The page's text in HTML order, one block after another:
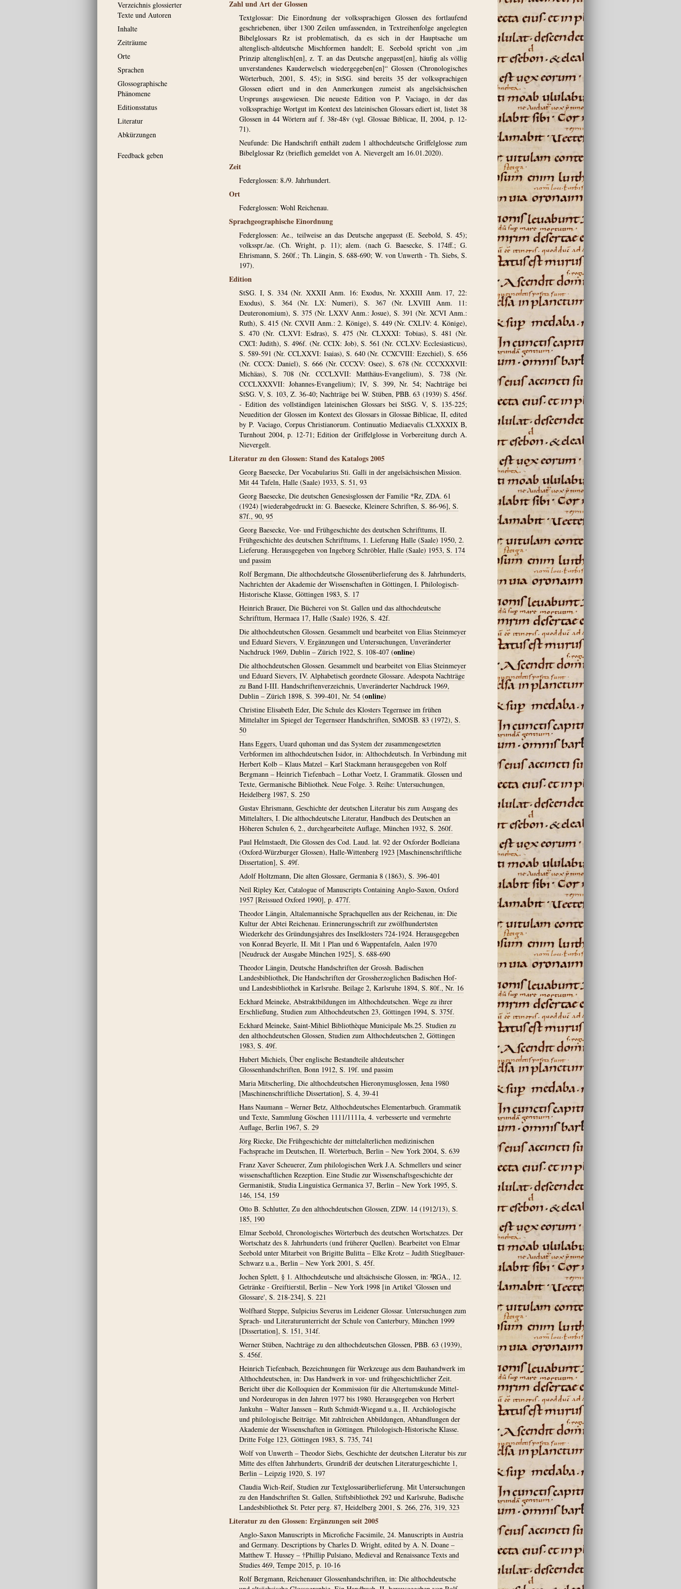
Verzeichnis glossierter
Texte und Autoren
Inhalte
Zeiträume
Orte
Sprachen
Glossographische
Phänomene
Editionsstatus
Literatur
Abkürzungen
Feedback geben
Zahl und Art der Glossen
Textglossar: Die Einordnung der volkssprachigen Glossen des fortlaufend
geschriebenen, über 1300 Zeilen umfassenden, in Textreihenfolge angelegten
Bibelglossars Rz ist problematisch, da es sich in der Hauptsache um
altenglisch-altdeutsche Mischformen handelt; E. Seebold spricht von „im
Prinzip altenglisch[en], z. T. an das Deutsche angepasst[en], häufig als völlig
unverstandenes Kauderwelsch wiedergegeben[en]“ Glossen (Chronologisches
Wörterbuch, 2001, S. 45); in StSG. sind bereits 35 der volkssprachigen
Glossen ediert und in den Anmerkungen zumeist als angelsächsischen
Ursprungs ausgewiesen. Die neueste Edition von P. Vaciago, in der das
volkssprachige Wortgut im Kontext des lateinischen Glossars ediert ist, listet 38
Glossen in 44 Wörtern auf f. 38r-48v (vgl. Glossae Biblicae, II, 2004, p. 12-
71).
Neufunde: Die Handschrift enthält zudem 1 althochdeutsche Griffelglosse zum
Bibelglossar Rz (brieflich gemeldet von A. Nievergelt am 16.01.2020).
Zeit
Federglossen: 8./9. Jahrhundert.
Ort
Federglossen: Wohl Reichenau.
Sprachgeographische Einordnung
Federglossen: Ae., teilweise an das Deutsche angepasst (E. Seebold, S. 45);
volksspr./ae. (Ch. Wright, p. 11); alem. (nach G. Baesecke, S. 174ff.; G.
Ehrismann, S. 260f.; Th. Längin, S. 688-690; W. von Unwerth - Th. Siebs, S.
197).
Edition
StSG. I, S. 334 (Nr. XXXII Anm. 16: Exodus, Nr. XXXIII Anm. 17, 22:
Exodus), S. 364 (Nr. LX: Numeri), S. 367 (Nr. LXVIII Anm. 11:
Deuteronomium), S. 375 (Nr. LXXV Anm.: Josue), S. 391 (Nr. XCVI Anm.:
Ruth), S. 415 (Nr. CXVII Anm.: 2. Könige), S. 449 (Nr. CXLIV: 4. Könige),
S. 470 (Nr. CLXVI: Esdras), S. 475 (Nr. CLXXXI: Tobias), S. 481 (Nr.
CXCI: Judith), S. 496f. (Nr. CCIX: Job), S. 561 (Nr. CCLXV: Ecclesiasticus),
S. 589-591 (Nr. CCLXXVI: Isaias), S. 640 (Nr. CCXCVIII: Ezechiel), S. 656
(Nr. CCCX: Daniel), S. 666 (Nr. CCCXV: Osee), S. 678 (Nr. CCCXXXVII:
Michäas), S. 708 (Nr. CCCLXVII: Matthäus-Evangelium), S. 738 (Nr.
CCCLXXXVII: Johannes-Evangelium); IV, S. 399, Nr. 54; Nachträge bei
StSG. V, S. 103, Z. 36-40; Nachträge bei W. Stüben, PBB. 63 (1939) S. 456f.
- Edition des vollständigen lateinischen Glossars bei StSG. V, S. 135-225;
Neuedition der Glossen im Kontext des Glossars in Glossae Biblicae, II, edited
by P. Vaciago, Corpus Christianorum. Continuatio Mediaevalis CLXXXIX B,
Turnhout 2004, p. 12-71; Edition der Griffelglosse in Vorbereitung durch A.
Nievergelt.
Literatur zu den Glossen: Stand des Katalogs 2005
Georg Baesecke, Der Vocabularius Sti. Galli in der angelsächsischen Mission.
Mit 44 Tafeln, Halle (Saale) 1933, S. 51, 93
Georg Baesecke, Die deutschen Genesisglossen der Familie *Rz, ZDA. 61
(1924) [wiederabgedruckt in: G. Baesecke, Kleinere Schriften, S. 86-96], S.
87f., 90, 95
Georg Baesecke, Vor- und Frühgeschichte des deutschen Schrifttums, II.
Frühgeschichte des deutschen Schrifttums, 1. Lieferung Halle (Saale) 1950, 2.
Lieferung. Herausgegeben von Ingeborg Schröbler, Halle (Saale) 1953, S. 174
und passim
Rolf Bergmann, Die althochdeutsche Glossenüberlieferung des 8. Jahrhunderts,
Nachrichten der Akademie der Wissenschaften in Göttingen, I. Philologisch-
Historische Klasse, Göttingen 1983, S. 17
Heinrich Brauer, Die Bücherei von St. Gallen und das althochdeutsche
Schrifttum, Hermaea 17, Halle (Saale) 1926, S. 42f.
Die althochdeutschen Glossen. Gesammelt und bearbeitet von Elias Steinmeyer
und Eduard Sievers, V. Ergänzungen und Untersuchungen, Unveränderter
Nachdruck 1969, Dublin – Zürich 1922, S. 108-407 (online)
Die althochdeutschen Glossen. Gesammelt und bearbeitet von Elias Steinmeyer
und Eduard Sievers, IV. Alphabetisch geordnete Glossare. Adespota Nachträge
zu Band I-III. Handschriftenverzeichnis, Unveränderter Nachdruck 1969,
Dublin – Zürich 1898, S. 399-401, Nr. 54 (online)
Christine Elisabeth Eder, Die Schule des Klosters Tegernsee im frühen
Mittelalter im Spiegel der Tegernseer Handschriften, StMOSB. 83 (1972), S.
50
Hans Eggers, Uuard quhoman und das System der zusammengesetzten
Verbformen im althochdeutschen Isidor, in: Althochdeutsch. In Verbindung mit
Herbert Kolb – Klaus Matzel – Karl Stackmann herausgegeben von Rolf
Bergmann – Heinrich Tiefenbach – Lothar Voetz, I. Grammatik. Glossen und
Texte, Germanische Bibliothek. Neue Folge. 3. Reihe: Untersuchungen,
Heidelberg 1987, S. 250
Gustav Ehrismann, Geschichte der deutschen Literatur bis zum Ausgang des
Mittelalters, I. Die althochdeutsche Literatur, Handbuch des Deutschen an
Höheren Schulen 6, 2., durchgearbeitete Auflage, München 1932, S. 260f.
Paul Helmstaedt, Die Glossen des Cod. Laud. lat. 92 der Oxforder Bodleiana
(Oxford-Würzburger Glossen), Halle-Wittenberg 1923 [Maschinenschriftliche
Dissertation], S. 49f.
Adolf Holtzmann, Die alten Glossare, Germania 8 (1863), S. 396-401
Neil Ripley Ker, Catalogue of Manuscripts Containing Anglo-Saxon, Oxford
1957 [Reissued Oxford 1990], p. 477f.
Theodor Längin, Altalemannische Sprachquellen aus der Reichenau, in: Die
Kultur der Abtei Reichenau. Erinnerungsschrift zur zwölfhundertsten
Wiederkehr des Gründungsjahres des Inselklosters 724-1924. Herausgegeben
von Konrad Beyerle, II. Mit 1 Plan und 6 Wappentafeln, Aalen 1970
[Neudruck der Ausgabe München 1925], S. 688-690
Theodor Längin, Deutsche Handschriften der Grossh. Badischen
Landesbibliothek, Die Handschriften der Grossherzoglichen Badischen Hof-
und Landesbibliothek in Karlsruhe. Beilage 2, Karlsruhe 1894, S. 80f., Nr. 16
Eckhard Meineke, Abstraktbildungen im Althochdeutschen. Wege zu ihrer
Erschließung, Studien zum Althochdeutschen 23, Göttingen 1994, S. 375f.
Eckhard Meineke, Saint-Mihiel Bibliothèque Municipale Ms.25. Studien zu
den althochdeutschen Glossen, Studien zum Althochdeutschen 2, Göttingen
1983, S. 49f.
Hubert Michiels, Über englische Bestandteile altdeutscher
Glossenhandschriften, Bonn 1912, S. 19f. und passim
Maria Mitscherling, Die althochdeutschen Hieronymusglossen, Jena 1980
[Maschinenschriftliche Dissertation], S. 4, 39-41
Hans Naumann – Werner Betz, Althochdeutsches Elementarbuch. Grammatik
und Texte, Sammlung Göschen 1111/1111a, 4. verbesserte und vermehrte
Auflage, Berlin 1967, S. 29
Jörg Riecke, Die Frühgeschichte der mittelalterlichen medizinischen
Fachsprache im Deutschen, II. Wörterbuch, Berlin – New York 2004, S. 639
Franz Xaver Scheuerer, Zum philologischen Werk J.A. Schmellers und seiner
wissenschaftlichen Rezeption. Eine Studie zur Wissenschaftsgeschichte der
Germanistik, Studia Linguistica Germanica 37, Berlin – New York 1995, S.
146, 154, 159
Otto B. Schlutter, Zu den althochdeutschen Glossen, ZDW. 14 (1912/13), S.
185, 190
Elmar Seebold, Chronologisches Wörterbuch des deutschen Wortschatzes. Der
Wortschatz des 8. Jahrhunderts (und früherer Quellen). Bearbeitet von Elmar
Seebold unter Mitarbeit von Brigitte Bulitta – Elke Krotz – Judith Stieglbauer-
Schwarz u.a., Berlin – New York 2001, S. 45f.
Jochen Splett, § 1. Althochdeutsche und altsächsische Glossen, in: ²RGA., 12.
Getränke - Greiftierstil, Berlin – New York 1998 [in Artikel 'Glossen und
Glossare', S. 218-234], S. 221
Wolfhard Steppe, Sulpicius Severus im Leidener Glossar. Untersuchungen zum
Sprach- und Literaturunterricht der Schule von Canterbury, München 1999
[Dissertation], S. 151, 314f.
Werner Stüben, Nachträge zu den althochdeutschen Glossen, PBB. 63 (1939),
S. 456f.
Heinrich Tiefenbach, Bezeichnungen für Werkzeuge aus dem Bauhandwerk im
Althochdeutschen, in: Das Handwerk in vor- und frühgeschichtlicher Zeit.
Bericht über die Kolloquien der Kommission für die Altertumskunde Mittel-
und Nordeuropas in den Jahren 1977 bis 1980. Herausgegeben von Herbert
Jankuhn – Walter Janssen – Ruth Schmidt-Wiegand u.a., II. Archäologische
und philologische Beiträge. Mit zahlreichen Abbildungen, Abhandlungen der
Akademie der Wissenschaften in Göttingen. Philologisch-Historische Klasse.
Dritte Folge 123, Göttingen 1983, S. 735, 741
Wolf von Unwerth – Theodor Siebs, Geschichte der deutschen Literatur bis zur
Mitte des elften Jahrhunderts, Grundriß der deutschen Literaturgeschichte 1,
Berlin – Leipzig 1920, S. 197
Claudia Wich-Reif, Studien zur Textglossarüberlieferung. Mit Untersuchungen
zu den Handschriften St. Gallen, Stiftsbibliothek 292 und Karlsruhe, Badische
Landesbibliothek St. Peter perg. 87, Heidelberg 2001, S. 266, 276, 319, 323
Literatur zu den Glossen: Ergänzungen seit 2005
Anglo-Saxon Manuscripts in Microfiche Facsimile, 24. Manuscripts in Austria
and Germany. Descriptions by Charles D. Wright, edited by A. N. Doane –
Matthew T. Hussey – †Phillip Pulsiano, Medieval and Renaissance Texts and
Studies 469, Tempe 2015, p. 10-16
Rolf Bergmann, Reichenauer Glossenhandschriften, in: Die althochdeutsche